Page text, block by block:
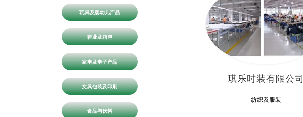
玩具及婴幼儿产品
鞋业及箱包
家电及电子产品
文具包装及印刷
食品与饮料
琪乐时装有限公司
纺织及服装